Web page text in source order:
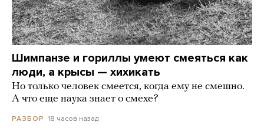
Шимпанзе и гориллы умеют смеяться как
люди, а крысы — хихикать
Но только человек смеется, когда ему не смешно.
А что еще наука знает о смехе?
РАЗБОР 18 часов назад